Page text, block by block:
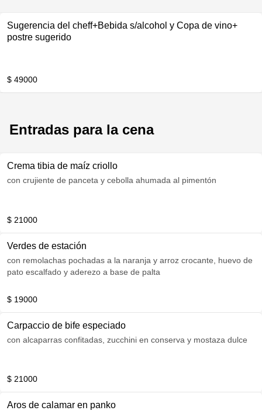
Sugerencia del cheff+Bebida s/alcohol y Copa de vino+
postre sugerido
$ 49000
Entradas para la cena
Crema tibia de maíz criollo
con crujiente de panceta y cebolla ahumada al pimentón
$ 21000
Verdes de estación
con remolachas pochadas a la naranja y arroz crocante, huevo de
pato escalfado y aderezo a base de palta
$ 19000
Carpaccio de bife especiado
con alcaparras confitadas, zucchini en conserva y mostaza dulce
$ 21000
Aros de calamar en panko